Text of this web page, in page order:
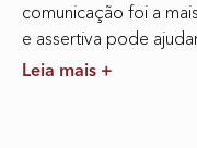
comunicação foi a
e assertiva pode
Leia mais +